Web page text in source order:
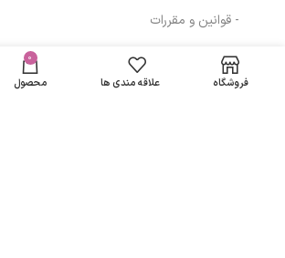
- قوانین و مقررات
مسیرهای ارتباطی
کودک دافی مدل
تومان
باشد فروشگاه علاقه مندی ها
0
محصول